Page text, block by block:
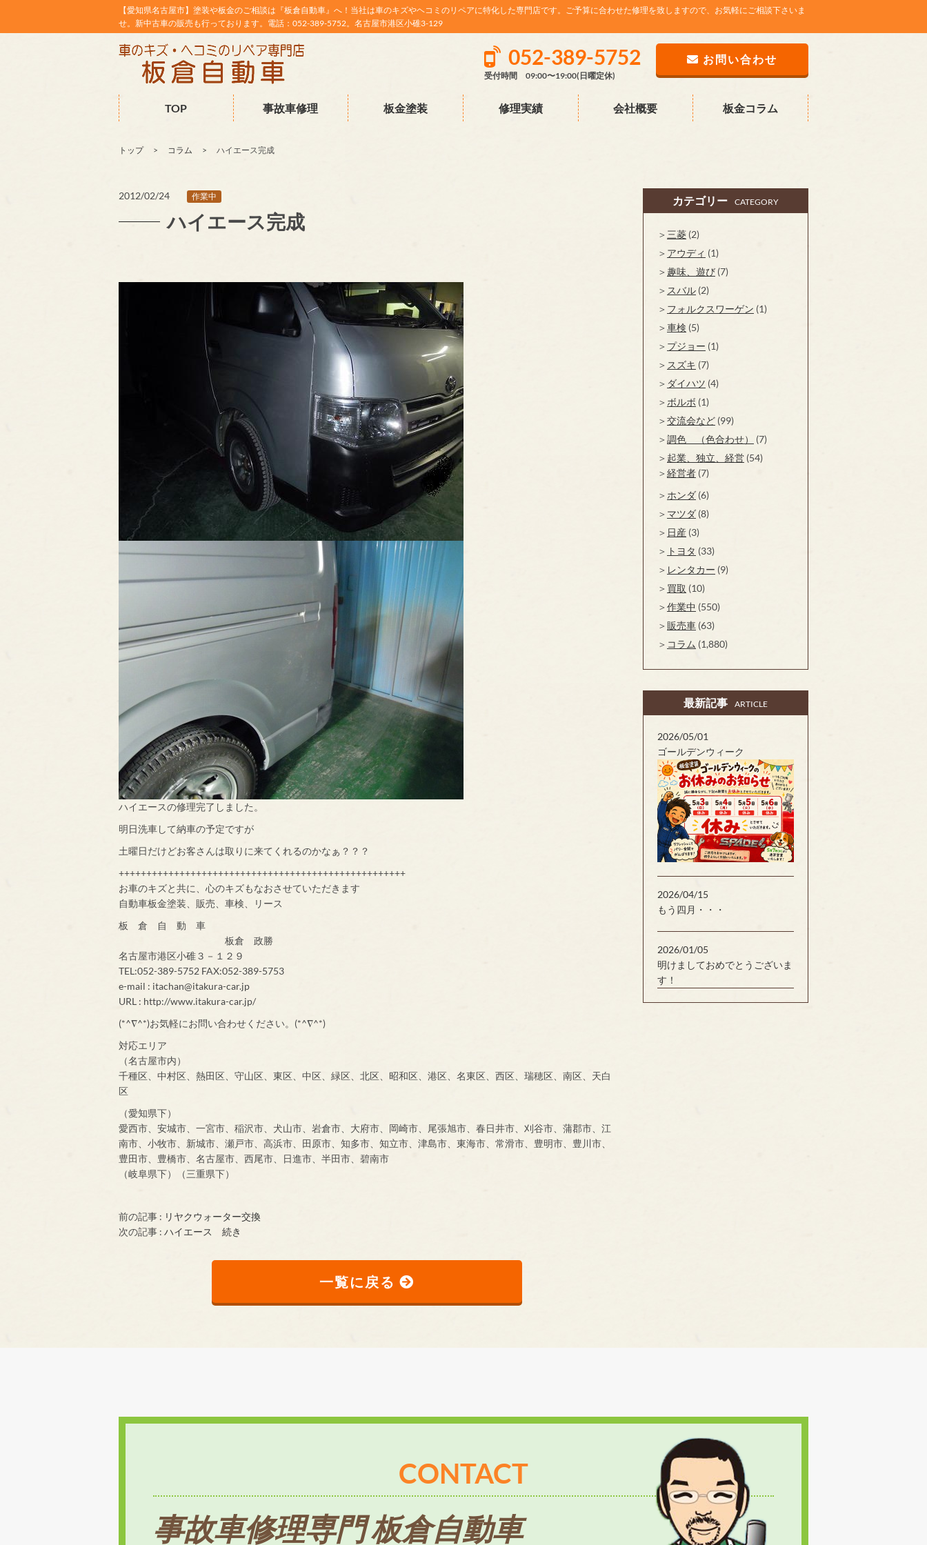
【愛知県名古屋市】塗装や板金のご相談は『板倉自動車』へ！当社は車のキズやヘコミのリペアに特化した専門店です。ご予算に合わせた修理を致しますので、お気軽にご相談下さいま
せ。新中古車の販売も行っております。電話：052-389-5752。名古屋市港区小碓3-129
052-389-5752
受付時間 09:00〜19:00(日曜定休)
お問い合わせ
TOP 事故車修理 板金塗装 修理実績 会社概要 板金コラム
トップ コラム ハイエース完成
2012/02/24 作業中
ハイエース完成
ハイエースの修理完了しました。
明日洗車して納車の予定ですが
土曜日だけどお客さんは取りに来てくれるのかなぁ？？？
++++++++++++++++++++++++++++++++++++++++++++++++++++
お車のキズと共に、心のキズもなおさせていただきます
自動車板金塗装、販売、車検、リース
板 倉 自 動 車
板倉 政勝
名古屋市港区小碓３－１２９
TEL:052-389-5752 FAX:052-389-5753
e-mail : itachan@itakura-car.jp
URL : http://www.itakura-car.jp/
(*^∇^*)お気軽にお問い合わせください。(*^∇^*)
対応エリア
（名古屋市内）
千種区、中村区、熱田区、守山区、東区、中区、緑区、北区、昭和区、港区、名東区、西区、瑞穂区、南区、天白
区
（愛知県下）
愛西市、安城市、一宮市、稲沢市、犬山市、岩倉市、大府市、岡崎市、尾張旭市、春日井市、刈谷市、蒲郡市、江
南市、小牧市、新城市、瀬戸市、高浜市、田原市、知多市、知立市、津島市、東海市、常滑市、豊明市、豊川市、
豊田市、豊橋市、名古屋市、西尾市、日進市、半田市、碧南市
（岐阜県下）（三重県下）
前の記事 : リヤクウォーター交換
次の記事 : ハイエース 続き
一覧に戻る
カテゴリー CATEGORY
三菱 (2)
アウディ (1)
趣味、遊び (7)
スバル (2)
フォルクスワーゲン (1)
車検 (5)
プジョー (1)
スズキ (7)
ダイハツ (4)
ボルボ (1)
交流会など (99)
調色 （色合わせ）
(7)
起業、独立、経営 (54)
経営者 (7)
ホンダ (6)
マツダ (8)
日産 (3)
トヨタ (33)
レンタカー (9)
買取 (10)
作業中 (550)
販売車 (63)
コラム (1,880)
最新記事 ARTICLE
2026/05/01
ゴールデンウィーク
2026/04/15
もう四月・・・
2026/01/05
明けましておめでとうございま
す！
CONTACT
事故車修理専門 板倉自動車